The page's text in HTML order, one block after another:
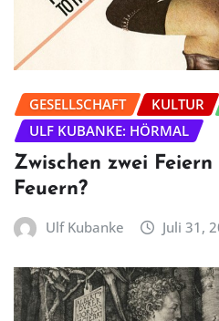
GESELLSCHAFT KULTUR
ULF KUBANKE: HÖRMAL
Zwischen zwei Feiern
Feuern?
Ulf Kubanke Juli 31,